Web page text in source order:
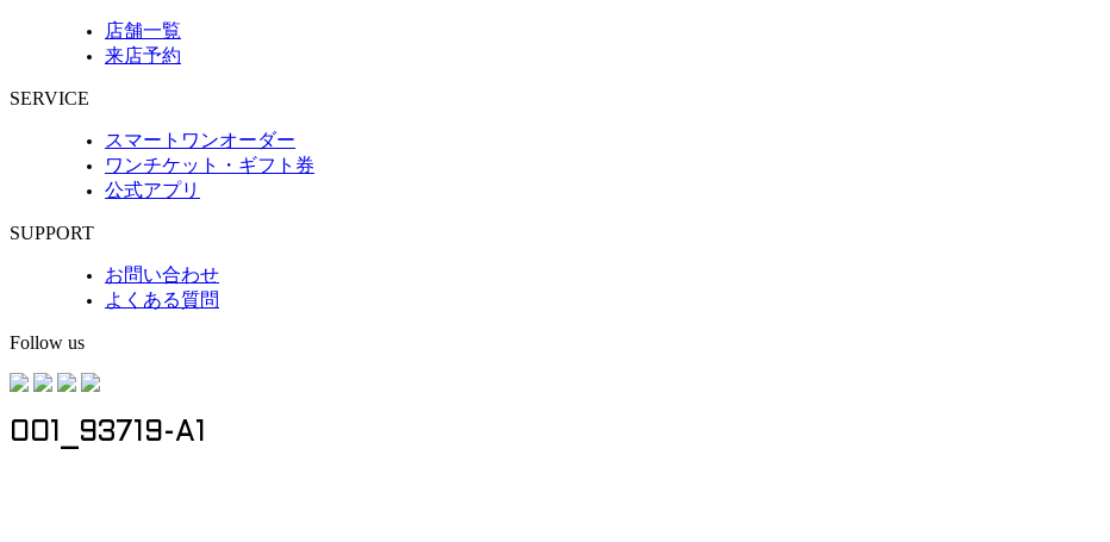
店舗一覧
来店予約
SERVICE
スマートワンオーダー
ワンチケット・ギフト券
公式アプリ
SUPPORT
お問い合わせ
よくある質問
Follow us
001_93719-A1